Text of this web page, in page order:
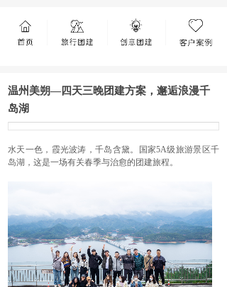
温州美朔—四天三晚团建方案，邂逅浪漫千
岛湖
水天一色，霞光波涛，千岛含黛。国家5A级旅游景区千
岛湖，这是一场有关春季与治愈的团建旅程。